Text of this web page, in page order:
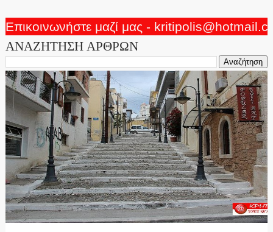
Επικοινωνήστε μαζί μας -
ΑΝΑΖΗΤΗΣΗ ΑΡΘΡΩΝ